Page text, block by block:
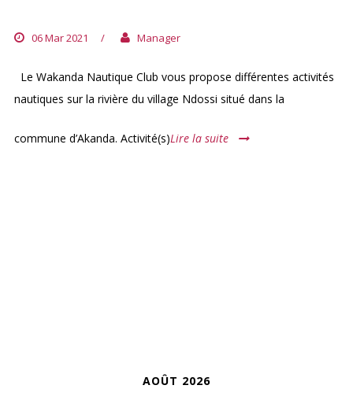
06 Mar 2021 / Manager
Le Wakanda Nautique Club vous propose différentes activités
nautiques sur la rivière du village Ndossi situé dans la
commune d’Akanda. Activité(s)Lire la suite
AOÛT 2026